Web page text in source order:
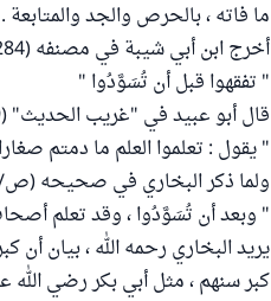
ما فاته ، بالحرص والجد والمتابعة .
أخرج ابن أبي شيبة في مصنفه (5/284) عن عمر بن الخطاب رضي الله عنه قوله :
" تفقهوا قبل أن تُسَوَّدُوا "
قال أبو عبيد في "غريب الحديث" (3/369) :
" يقول : تعلموا العلم ما دمتم
ولما ذكر البخاري في صحيحه (ص/39) قول عمر معلقا ، أتبعه
" وبعد أن تُسَوَّدُوا ، وقد تعلم
يريد البخاري رحمه الله ، بيان أن
كبر سنهم ، مثل أبي بكر رضي الله